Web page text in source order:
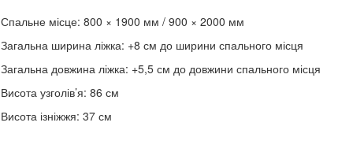
Спальне місце: 800 × 1900 мм / 900 × 2000 мм
Загальна ширина ліжка: +8 см до ширини спального місця
Загальна довжина ліжка: +5,5 см до довжини спального місця
Висота узголів’я: 86 см
Висота ізніжжя: 37 см